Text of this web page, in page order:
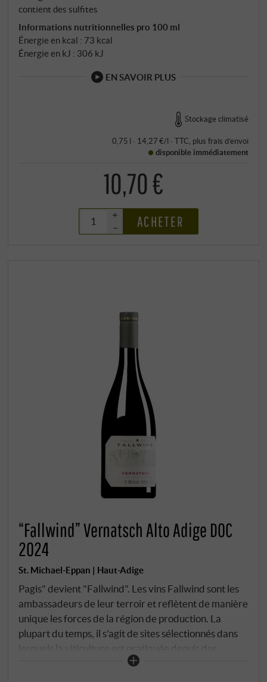
contient des sulfites
Informations nutritionnelles pro 100 ml
Énergie en kcal : 73 kcal
Énergie en kJ : 306 kJ
EN SAVOIR PLUS
Stockage climatisé
0,75 l · 14,27 €/l · TTC , plus frais d’envoi
disponible immédiatement
10,70 €
+
–
ACHETER
“Fallwind” Vernatsch Alto Adige DOC
2024
St. Michael-Eppan | Haut-Adige
Pagis" devient "Fallwind". Les vins Fallwind sont les
ambassadeurs de leur terroir et reflètent de manière
unique les forces de la région de production. La
plupart du temps, il s'agit de sites sélectionnés dans
lesquels la viticulture est pratiquée depuis des
siècles. Des directives de qualité strictes, de faibles